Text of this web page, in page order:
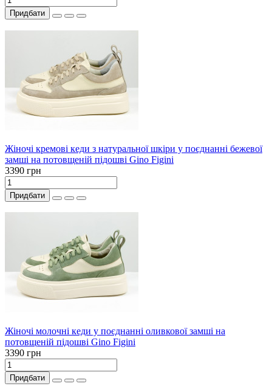
Придбати
Жіночі кремові кеди з натуральної шкіри у поєднанні бежевої
замші на потовщеній підошві Gino Figini
3390 грн
Придбати
Жіночі молочні кеди у поєднанні оливкової замші на
потовщеній підошві Gino Figini
3390 грн
Придбати